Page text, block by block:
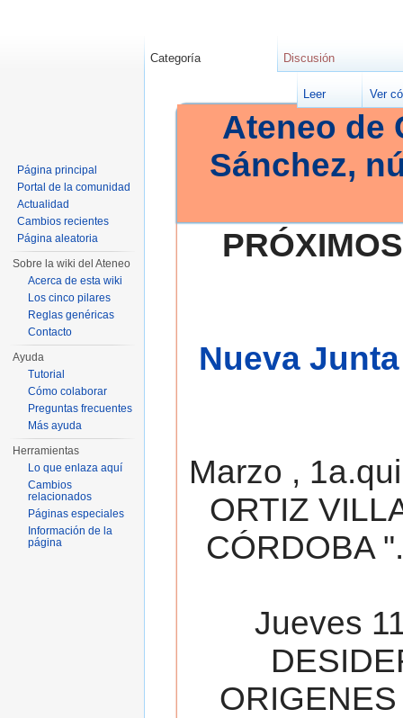
Ateneo de
Sánchez,
Nueva
Marzo ,
ORTIZ
CÓRDOBA
Jueves
Categoría Discusión
Leer Ver
Página principal
Portal de la comunidad
Actualidad
Cambios recientes
Página aleatoria
Sobre la wiki del Ateneo
Acerca de esta wiki
Los cinco pilares
Reglas genéricas
Contacto
Ayuda
Tutorial
Cómo colaborar
Preguntas frecuentes
Más ayuda
Herramientas
Lo que enlaza aquí
Cambios
relacionados
Páginas especiales
Información de la
página